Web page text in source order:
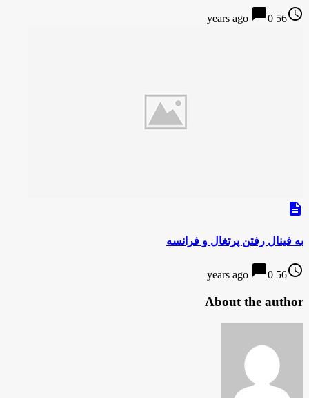
access_time
56 years ago
chat_bubble0
description
به فینال رفتن پرتغال و فرانسه
access_time
56 years ago
chat_bubble0
About the author